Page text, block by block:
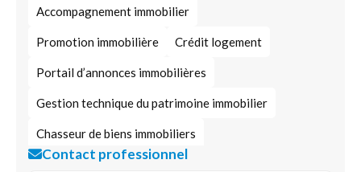
Accompagnement immobilier
Promotion immobilière Crédit logement
Portail d’annonces immobilières
Gestion technique du patrimoine immobilier
Chasseur de biens immobiliers
Investissement immobilier
Contact professionnel